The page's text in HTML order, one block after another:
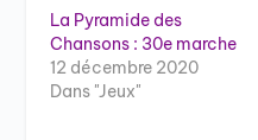
La Pyramide des
Chansons : 30e marche
12 décembre 2020
Dans "Jeux"